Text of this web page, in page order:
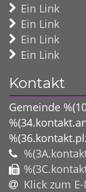
Ein Link
Ein Link
Ein Link
Ein Link
Kontakt
Gemeinde
Klick zum